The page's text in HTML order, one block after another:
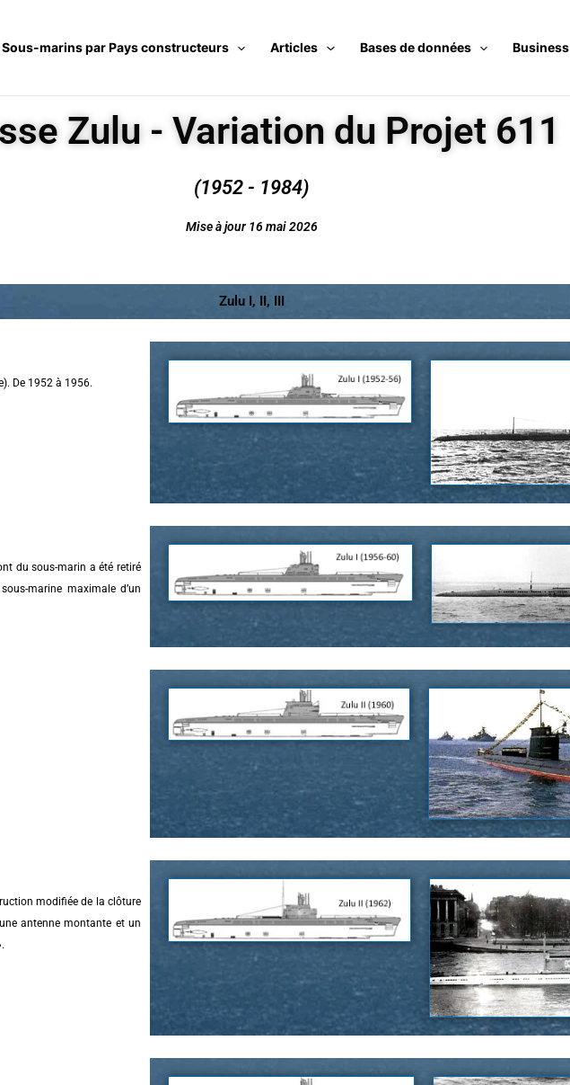
Sous-marins par Pays constructeurs Articles Bases de données Business
Zulu - Variation du Projet 611
(1952 - 1984)
Mise à jour 16 mai 2026
Zulu I, II, III
De 1952 à 1956.
du sous-marin a été retiré
marine maximale d’un
modifiée de la clôture
antenne montante et un